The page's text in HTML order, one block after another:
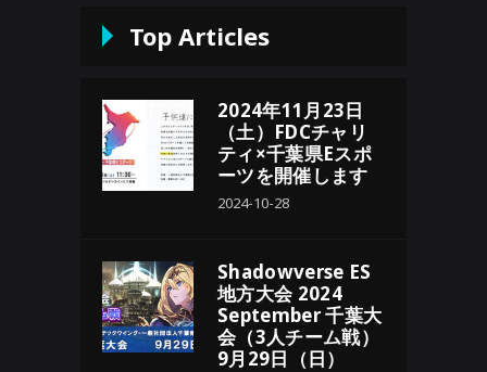
Top Articles
2024年11月23日
（土）FDCチャリ
ティ×千葉県Eスポ
ーツを開催します
2024-10-28
Shadowverse ES
地方大会 2024
September 千葉大
会（3人チーム戦）
9月29日（日）